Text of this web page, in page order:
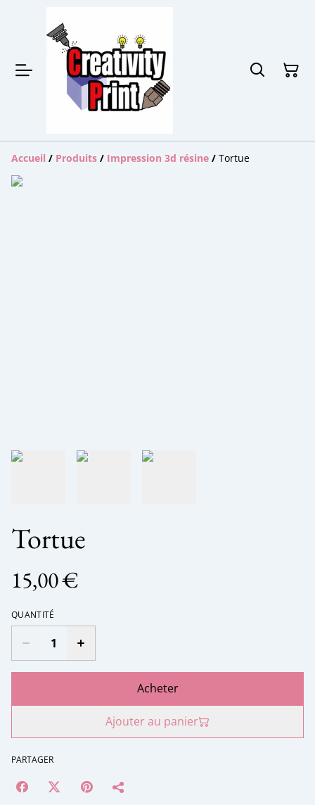
Accueil / Produits / Impression 3d résine / Tortue
Tortue
15,00 €
QUANTITÉ
Acheter
Ajouter au panier
PARTAGER